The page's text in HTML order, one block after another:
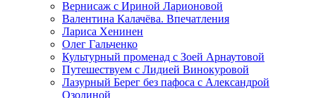
Вернисаж с Ириной Ларионовой
Валентина Калачёва. Впечатления
Лариса Хенинен
Олег Гальченко
Культурный променад с Зоей Арнаутовой
Путешествуем с Лидией Винокуровой
Лазурный Берег без пафоса с Александрой
Озолиной